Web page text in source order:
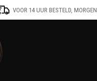
VOOR 14 UUR BESTELD,